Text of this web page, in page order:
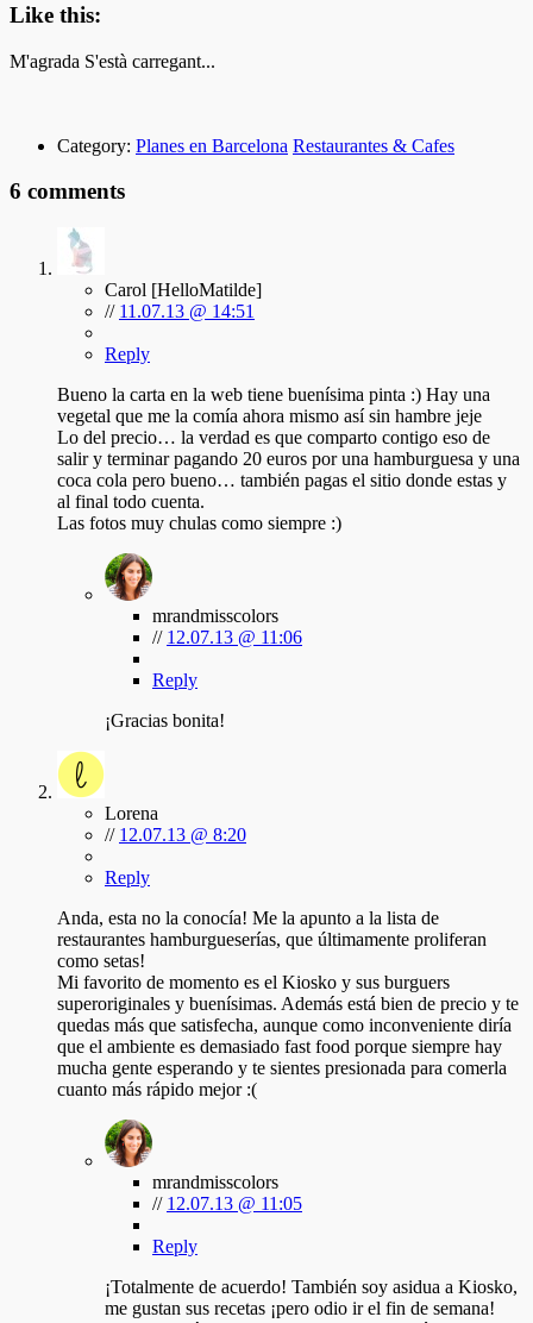
Like this:
M'agrada S'està carregant...
Category: Planes en Barcelona Restaurantes & Cafes
6 comments
Carol [HelloMatilde]
// 11.07.13 @ 14:51
Reply
Bueno la carta en la web tiene buenísima pinta :) Hay una
vegetal que me la comía ahora mismo así sin hambre jeje
Lo del precio… la verdad es que comparto contigo eso de
salir y terminar pagando 20 euros por una hamburguesa y una
coca cola pero bueno… también pagas el sitio donde estas y
al final todo cuenta.
Las fotos muy chulas como siempre :)
mrandmisscolors
// 12.07.13 @ 11:06
Reply
¡Gracias bonita!
Lorena
// 12.07.13 @ 8:20
Reply
Anda, esta no la conocía! Me la apunto a la lista de
restaurantes hamburgueserías, que últimamente proliferan
como setas!
Mi favorito de momento es el Kiosko y sus burguers
superoriginales y buenísimas. Además está bien de precio y te
quedas más que satisfecha, aunque como inconveniente diría
que el ambiente es demasiado fast food porque siempre hay
mucha gente esperando y te sientes presionada para comerla
cuanto más rápido mejor :(
mrandmisscolors
// 12.07.13 @ 11:05
Reply
¡Totalmente de acuerdo! También soy asidua a Kiosko,
me gustan sus recetas ¡pero odio ir el fin de semana!